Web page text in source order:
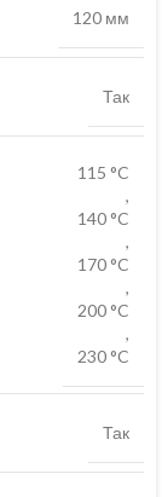
120 мм
Так
115 °C
,
140 °C
,
170 °C
,
200 °C
,
230 °C
Так